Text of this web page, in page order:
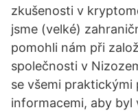
zkušenosti v
jsme (velké)
pomohli nám při
společnosti v
se všemi praktickými
informacemi, aby